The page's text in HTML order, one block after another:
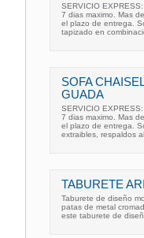
SERVICIO
7 dias maximo. Mas
el plazo de entrega.
tapizado en
SOFA
GUADA
SERVICIO
7 dias maximo. Mas
el plazo de entrega.
extraibles, respaldos
TABURETE
Taburete de diseño
patas de metal
este taburete de